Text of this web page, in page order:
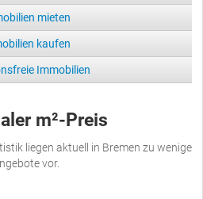
mieten
kaufen
Immobilien
m²-Preis
liegen aktuell in Bremen zu wenige
vor.